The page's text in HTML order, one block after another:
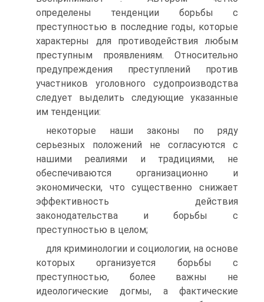
определены тенденции борьбы с
преступностью в последние годы, которые
характерны для противодействия любым
преступным проявлениям. Относительно
предупреждения преступлений против
участников уголовного судопроизводства
следует выделить следующие указанные
им тенденции:
некоторые наши законы по ряду
серьезных положений не согласуются с
нашими реалиями и традициями, не
обеспечиваются организационно и
экономически, что существенно снижает
эффективность действия
законодательства и борьбы с
преступностью в целом;
для криминологии и социологии, на основе
которых организуется борьбы с
преступностью, более важны не
идеологические догмы, а фактические